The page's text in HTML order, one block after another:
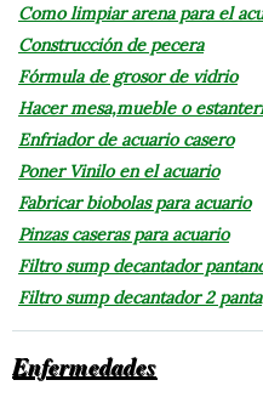
Como limpiar arena para el acu
Construcción de pecera
Fórmula de grosor de vidrio
Hacer mesa,mueble o
Enfriador de acuario casero
Poner Vinilo en el acuario
Fabricar biobolas para acuario
Pinzas caseras para acuario
Filtro sump decantador
Filtro sump decantador 2 panta
Enfermedades